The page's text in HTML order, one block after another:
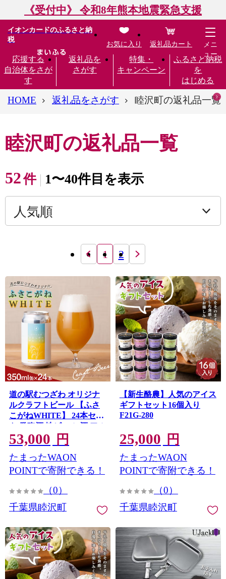
《受付中》 令和8年熊本地震緊急支援
イオンカードのふるさと納
税
応援する
自治体をさが
す
返礼品を
さがす
特集・
キャンペーン
ふるさと納税
を
はじめる
お気に入り 返礼品カート
メニ
ュー
HOME 返礼品をさがす 睦沢町の返礼品一覧
睦沢町の返礼品一覧
52件 1〜40件目を表示
1 2
道の駅むつざわ オリジナ
ルクラフトビール 【ふさ
こがねWHITE】 24本セッ
ト 発砲酒 地ビール 酒 アル
コール 米 1ケース 千葉県
睦沢町 F21G-265
53,000 円
たまったWAON
POINTで寄附できる！
（0）
千葉県睦沢町
【新生酪農】人気のアイス
ギフトセット16個入り
F21G-280
25,000 円
たまったWAON
POINTで寄附できる！
（0）
千葉県睦沢町